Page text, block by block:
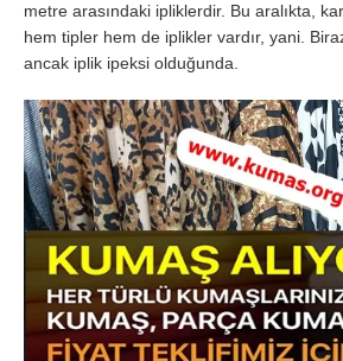
metre arasındaki ipliklerdir. Bu aralıkta,
hem tipler hem de iplikler vardır, yani.
ancak iplik ipeksi olduğunda.